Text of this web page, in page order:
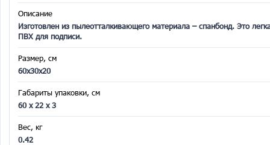
Описание
Изготовлен из пылеотталкивающего материала – спанбонд. Это
ПВХ для подписи.
Размер, см
60х30х20
Габариты упаковки, см
60 х 22 х 3
Вес, кг
0.42